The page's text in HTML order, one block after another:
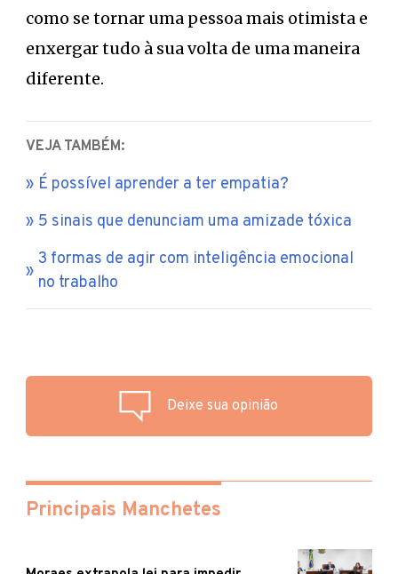
como se tornar uma pessoa mais otimista e
enxergar tudo à sua volta de uma maneira
diferente.
VEJA TAMBÉM:
É possível aprender a ter empatia?
5 sinais que denunciam uma amizade tóxica
3 formas de agir com inteligência emocional
no trabalho
Deixe sua opinião
Principais Manchetes